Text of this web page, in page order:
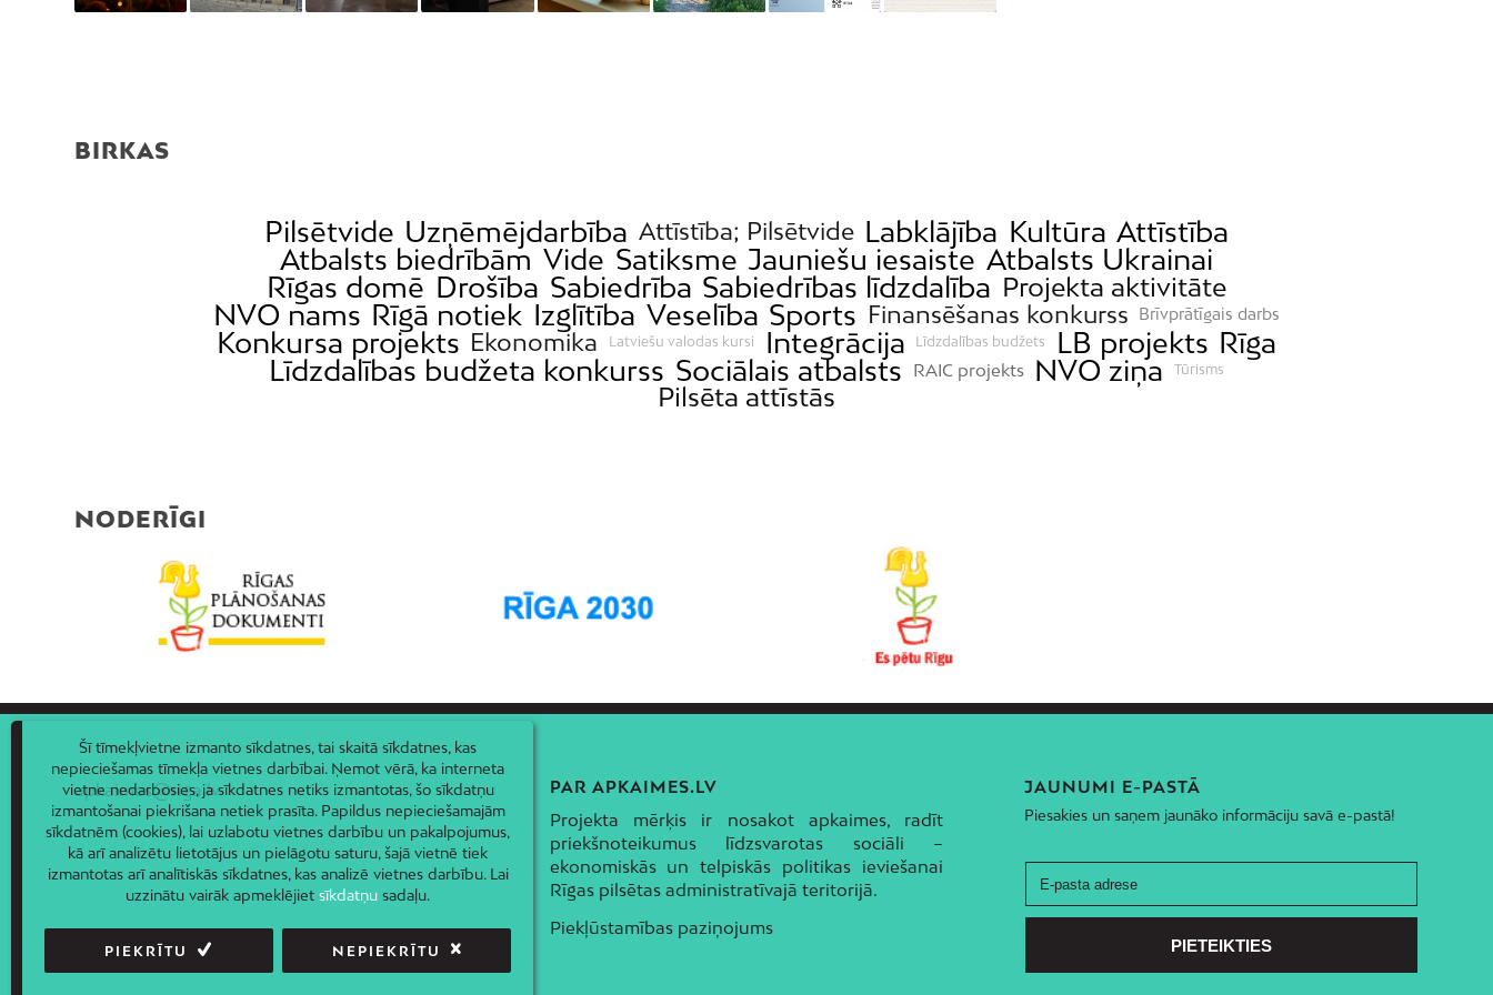
BIRKAS
Pilsētvide Uzņēmējdarbība Attīstība; Pilsētvide Labklājība Kultūra Attīstība
Atbalsts biedrībām Vide Satiksme Jauniešu iesaiste Atbalsts Ukrainai
Rīgas domē Drošība Sabiedrība Sabiedrības līdzdalība Projekta aktivitāte
NVO nams Rīgā notiek Izglītība Veselība Sports Finansēšanas konkurss Brīvprātīgais darbs
Konkursa projekts Ekonomika Latviešu valodas kursi Integrācija Līdzdalības budžets LB projekts Rīga
Līdzdalības budžeta konkurss Sociālais atbalsts RAIC projekts NVO ziņa Tūrisms
Pilsēta attīstās
NODERĪGI
apkaimes@riga.lv PAR APKAIMES.LV
Projekta mērķis ir nosakot apkaimes, radīt
priekšnoteikumus līdzsvarotas sociāli –
ekonomiskās un telpiskās politikas ieviešanai
Rīgas pilsētas administratīvajā teritorijā.
Piekļūstamības paziņojums
JAUNUMI E-PASTĀ
Piesakies un saņem jaunāko informāciju savā e-pastā!
Šī tīmekļvietne izmanto sīkdatnes, tai skaitā sīkdatnes, kas
nepieciešamas tīmekļa vietnes darbībai. Ņemot vērā, ka interneta
vietne nedarbosies, ja sīkdatnes netiks izmantotas, šo sīkdatņu
izmantošanai piekrišana netiek prasīta. Papildus nepieciešamajām
sīkdatnēm (cookies), lai uzlabotu vietnes darbību un pakalpojumus,
kā arī analizētu lietotājus un pielāgotu saturu, šajā vietnē tiek
izmantotas arī analītiskās sīkdatnes, kas analizē vietnes darbību. Lai
uzzinātu vairāk apmeklējietsīkdatņu sadaļu.
PIEKRĪTU NEPIEKRĪTU